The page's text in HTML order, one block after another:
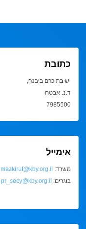
כתובת
ישיבת כרם ביבנה,
ד.נ. אבטח
7985500
אימייל
משרד: mazkirut@kby.org.il
בוגרים: pr_secy@kby.org.il